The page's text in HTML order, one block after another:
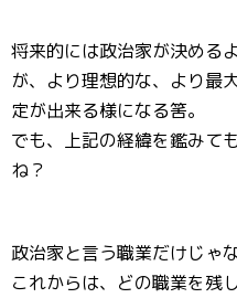
将来的には政治家が決める
が、より理想的な、より最
定が出来る様になる筈。
でも、上記の経緯を鑑みて
ね？
政治家と言う職業だけじゃな
これからは、どの職業を残